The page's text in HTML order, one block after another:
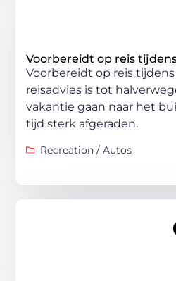
Voorbereidt op reis
Voorbereidt op reis
reisadvies is tot
vakantie gaan naar het
tijd sterk afgeraden.
Recreation / Autos